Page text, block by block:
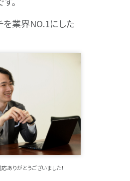
を業界NO.1にした
ありがとうございました！